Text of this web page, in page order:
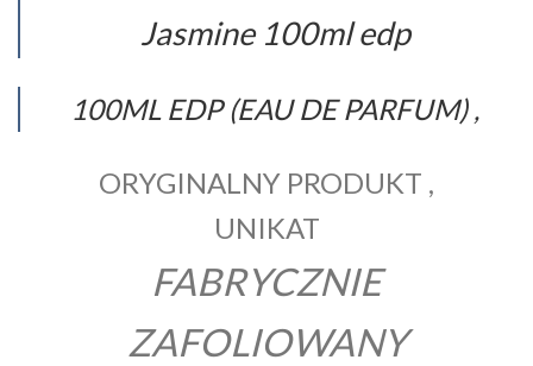
Jasmine 100ml edp
100ML EDP (EAU DE PARFUM) ,
ORYGINALNY PRODUKT ,
UNIKAT
FABRYCZNIE
ZAFOLIOWANY